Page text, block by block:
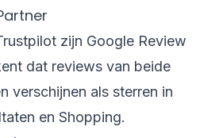
zijn Google Review
dat reviews van beide
verschijnen als sterren in
en Shopping.